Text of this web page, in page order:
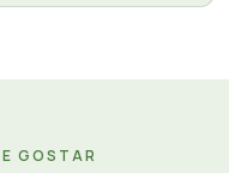
GOSTAR